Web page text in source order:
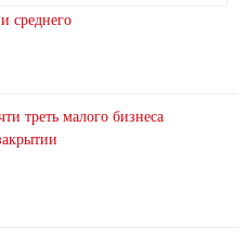
среднего
треть малого бизнеса